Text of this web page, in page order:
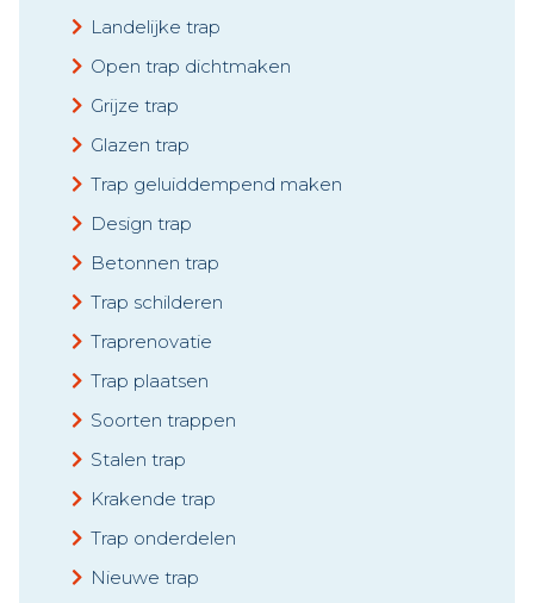
Landelijke trap
Open trap dichtmaken
Grijze trap
Glazen trap
Trap geluiddempend maken
Design trap
Betonnen trap
Trap schilderen
Traprenovatie
Trap plaatsen
Soorten trappen
Stalen trap
Krakende trap
Trap onderdelen
Nieuwe trap